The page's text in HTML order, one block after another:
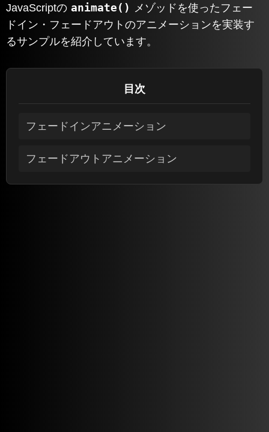
JavaScriptの animate() メゾッドを使ったフェー
ドイン・フェードアウトのアニメーションを実装す
るサンプルを紹介しています。
目次
フェードインアニメーション
フェードアウトアニメーション